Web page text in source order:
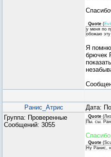
Quote (
у меня по
обожаю эту
Я
брючек
Ранис_Атрис
Дата:
Группа: Проверенные
Сообщений: 3055
Quote (
Пы. сы.
Quote (
Ну Ранис,